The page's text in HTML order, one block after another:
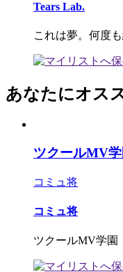
Tears Lab.
これは夢。何度
あなたにオス
ツクールMV学
コミュ将
コミュ将
ツクールMV学園